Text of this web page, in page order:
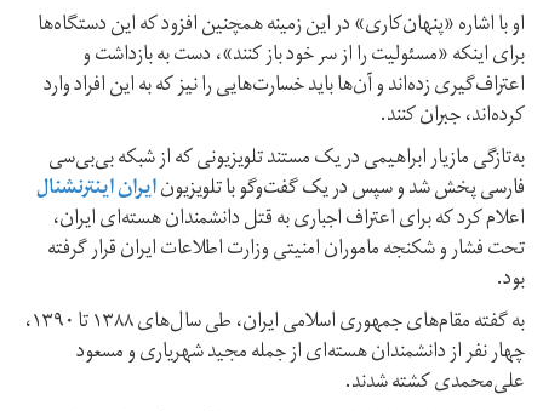
او با اشاره «پنهان‌کاری» در این زمینه همچنین افزود که این دستگاه‌ها
برای اینکه «مسئولیت را از سر خود باز کنند»، دست به بازداشت و
اعتراف‌گیری زده‌اند و آن‌ها باید خسارت‌هایی را نیز که به این افراد وارد
کرده‌اند، جبران کنند.
به‌تازگی مازیار ابراهیمی در یک مستند تلویزیونی که از شبکه بی‌بی‌سی
فارسی پخش شد و سپس در یک گفت‌و‌گو‌ با تلویزیونایران اینترنشنال
اعلام کرد که برای اعتراف اجباری به قتل دانشمندان هسته‌ای ایران،
تحت فشار و شکنجه ماموران امنیتی وزارت اطلاعات ایران قرار گرفته
بود.
به گفته مقام‌های جمهوری اسلامی ایران، طی سال‌های ۱۳۸۸ تا ۱۳۹۰،
چهار نفر از دانشمندان هسته‌ای از جمله مجید شهریاری و مسعود
علی‌محمدی کشته شدند.